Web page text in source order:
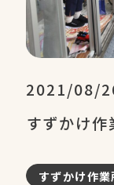
2021/08/
すずかけ作
すずかけ作業